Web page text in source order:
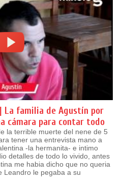
| La familia de Agustín por
cámara para contar todo
la terrible muerte del nene de 5
tener una entrevista mano a
-la hermanita- e intimo
detalles de todo lo vivido, antes
me habia dicho que no queria
Leandro le pegaba a su